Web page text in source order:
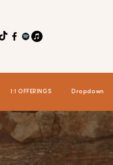
1:1 OFFERINGS Dropdown